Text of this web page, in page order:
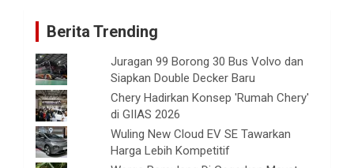
Berita Trending
Juragan 99 Borong 30 Bus Volvo dan
Siapkan Double Decker Baru
Chery Hadirkan Konsep 'Rumah Chery'
di GIIAS 2026
Wuling New Cloud EV SE Tawarkan
Harga Lebih Kompetitif